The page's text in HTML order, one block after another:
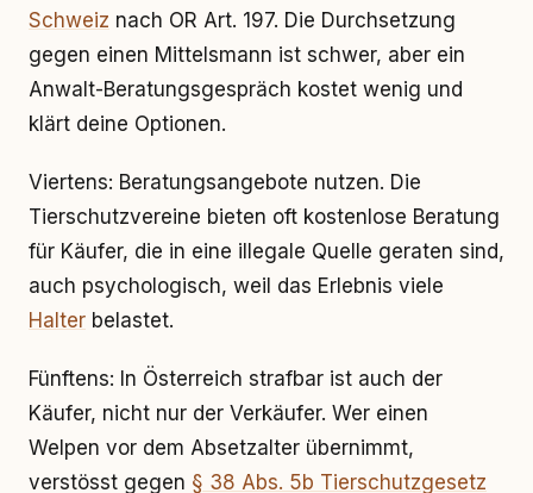
Schweiz nach OR Art. 197. Die Durchsetzung
gegen einen Mittelsmann ist schwer, aber ein
Anwalt-Beratungsgespräch kostet wenig und
klärt deine Optionen.
Viertens: Beratungsangebote nutzen. Die
Tierschutzvereine bieten oft kostenlose Beratung
für Käufer, die in eine illegale Quelle geraten sind,
auch psychologisch, weil das Erlebnis viele
Halter belastet.
Fünftens: In Österreich strafbar ist auch der
Käufer, nicht nur der Verkäufer. Wer einen
Welpen vor dem Absetzalter übernimmt,
verstösst gegen § 38 Abs. 5b Tierschutzgesetz